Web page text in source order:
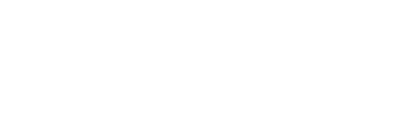
bemiddelingsvergoeding?